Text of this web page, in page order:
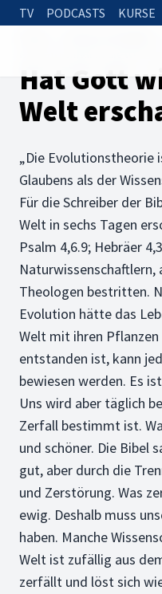
TV PODCASTS KURSE
Hat Gott
Welt
„Die Evolutionstheorie
Glaubens als der
Für die Schreiber der
Welt in sechs Tagen
Psalm 4,6.9; Hebräer
Naturwissenschaftlern,
Theologen bestritten.
Evolution hätte das
Welt mit ihren
entstanden ist, kann
bewiesen werden. Es
Uns wird aber täglich
Zerfall bestimmt ist.
und schöner. Die Bibel
gut, aber durch die
und Zerstörung. Was
ewig. Deshalb muss
haben. Manche
Welt ist zufällig aus
zerfällt und löst sich